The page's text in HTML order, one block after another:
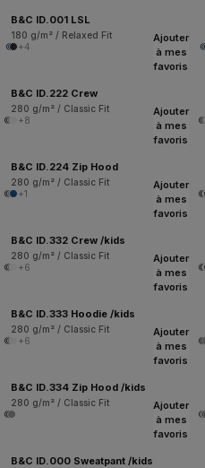
B&C ID.001 LSL
180 g/m² / Relaxed Fit
+4
Ajouter
à mes
favoris
B&C ID.222 Crew
280 g/m² / Classic Fit
+8
Ajouter
à mes
favoris
B&C ID.224 Zip Hood
280 g/m² / Classic Fit
+1
Ajouter
à mes
favoris
B&C ID.332 Crew /kids
280 g/m² / Classic Fit
+6
Ajouter
à mes
favoris
B&C ID.333 Hoodie /kids
280 g/m² / Classic Fit
+6
Ajouter
à mes
favoris
B&C ID.334 Zip Hood /kids
280 g/m² / Classic Fit
Ajouter
à mes
favoris
B&C ID.000 Sweatpant /kids